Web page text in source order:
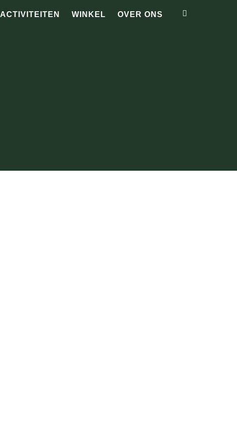
ACTIVITEITEN WINKEL OVER ONS